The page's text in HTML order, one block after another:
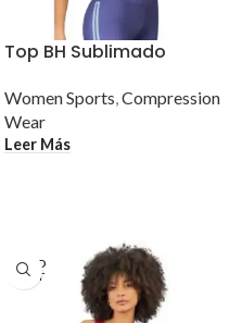
Top BH Sublimado
Women Sports,Compression
Wear
Leer Más
SOLD
OUT